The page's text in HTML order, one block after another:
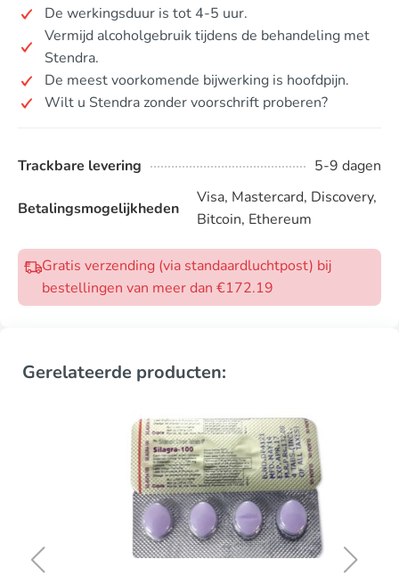
De werkingsduur is tot 4-5 uur.
Vermijd alcoholgebruik tijdens de behandeling met
Stendra.
De meest voorkomende bijwerking is hoofdpijn.
Wilt u Stendra zonder voorschrift proberen?
Trackbare levering 5-9 dagen
Betalingsmogelijkheden
Visa, Mastercard, Discovery,
Bitcoin, Ethereum
Gratis verzending (via standaardluchtpost) bij
bestellingen van meer dan €172.19
Gerelateerde producten: